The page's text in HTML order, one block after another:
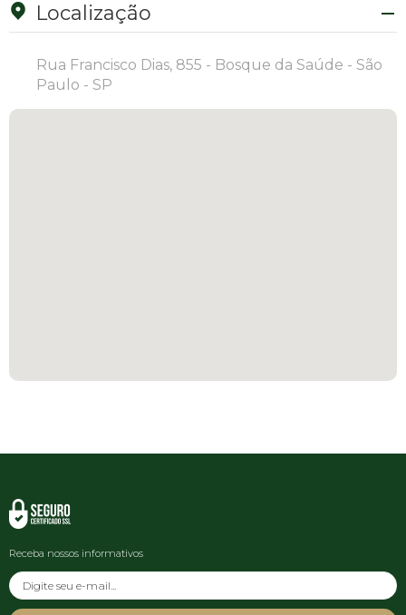
Localização
Rua Francisco Dias, 855 - Bosque da Saúde - São
Paulo - SP
Receba nossos informativos